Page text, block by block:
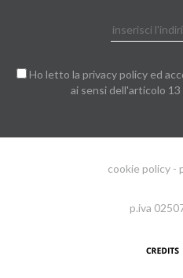
Ho letto la privacy policy ed
ai sensi dell'articolo
cookie policy -
p.iva